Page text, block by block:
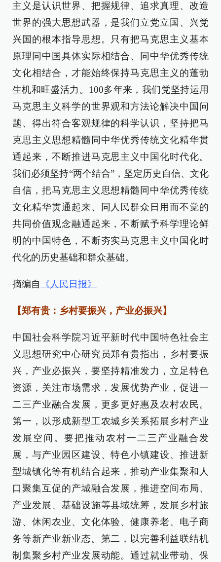
主义是认识世界、把握规律、追求真理、改造
世界的强大思想武器，是我们立党立国、兴党
兴国的根本指导思想。只有把马克思主义基本
原理同中国具体实际相结合、同中华优秀传统
文化相结合，才能始终保持马克思主义的蓬勃
生机和旺盛活力。100多年来，我们党坚持运用
马克思主义科学的世界观和方法论解决中国问
题、得出符合客观规律的科学认识，坚持把马
克思主义思想精髓同中华优秀传统文化精华贯
通起来，不断推进马克思主义中国化时代化。
我们必须坚持“两个结合”，坚定历史自信、文化
自信，把马克思主义思想精髓同中华优秀传统
文化精华贯通起来、同人民群众日用而不觉的
共同价值观念融通起来，不断赋予科学理论鲜
明的中国特色，不断夯实马克思主义中国化时
代化的历史基础和群众基础。
摘编自 《人民日报》
【郑有贵：乡村要振兴，产业必振兴】
中国社会科学院习近平新时代中国特色社会主
义思想研究中心研究员郑有贵指出，乡村要振
兴，产业必振兴，要坚持精准发力，立足特色
资源，关注市场需求，发展优势产业，促进一
二三产业融合发展，更多更好惠及农村农民。
第一，以形成新型工农城乡关系拓展乡村产业
发展空间。要把推动农村一二三产业融合发
展，与产业园区建设、特色小镇建设、推进新
型城镇化等有机结合起来，推动产业集聚和人
口聚集互促的产城融合发展，推进空间布局、
产业发展、基础设施等县域统筹，发展乡村旅
游、休闲农业、文化体验、健康养老、电子商
务等新产业新业态。第二，以完善利益联结机
制集聚乡村产业发展动能。通过就业带动、保